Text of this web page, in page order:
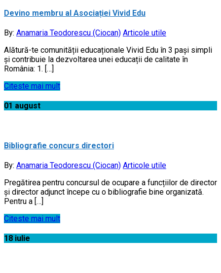
Devino membru al Asociației Vivid Edu
By: Anamaria Teodorescu (Ciocan) Articole utile
Alătură-te comunității educaționale Vivid Edu în 3 pași simpli
și contribuie la dezvoltarea unei educații de calitate în
România: 1. […]
Citeste mai mult
01 august
Bibliografie concurs directori
By: Anamaria Teodorescu (Ciocan) Articole utile
Pregătirea pentru concursul de ocupare a funcțiilor de director
și director adjunct începe cu o bibliografie bine organizată.
Pentru a […]
Citeste mai mult
18 iulie